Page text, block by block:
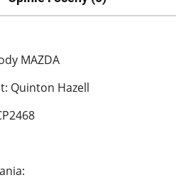
MAZDA
Quinton Hazell